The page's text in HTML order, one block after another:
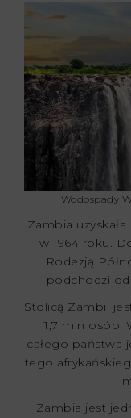
Wodospady
Zambia
w 1964 roku.
Rodezją
podchodzi od
Stolicą Zambii
1,7 mln osób.
całego państwa
tego
Zambia jest